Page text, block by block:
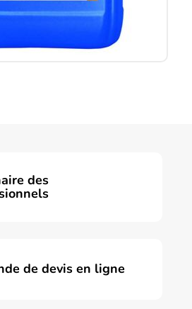
des
de devis en ligne